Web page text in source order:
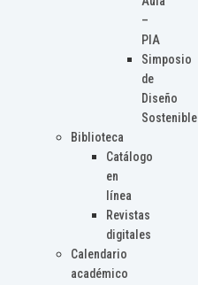
–
PIA
Simposio
de
Diseño
Sostenible
Biblioteca
Catálogo
en
línea
Revistas
digitales
Calendario
académico